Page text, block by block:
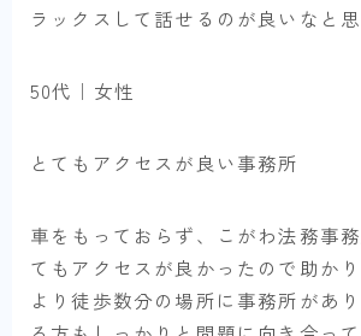
ラックスして話せるのが良いなと思
50代｜女性
とてもアクセスが良い事務所
車をもっておらず、こがわ法務事
てもアクセスが良かったので助か
より徒歩数分の場所に事務所があ